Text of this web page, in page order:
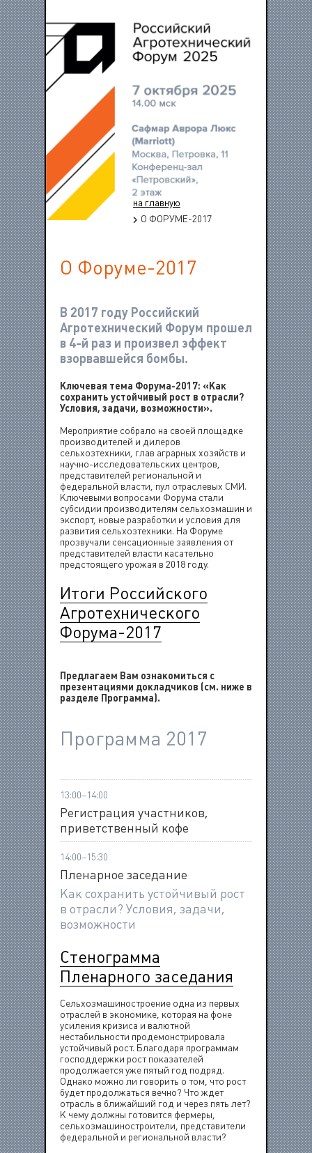
на главную
О ФОРУМЕ-2017
О Форуме-2017
В 2017 году Российский
Агротехнический Форум прошел
в 4-й раз и произвел эффект
взорвавшейся бомбы.
Ключевая тема Форума-2017: «Как
сохранить устойчивый рост в отрасли?
Условия, задачи, возможности».
Мероприятие собрало на своей площадке
производителей и дилеров
сельхозтехники, глав аграрных хозяйств и
научно-исследовательских центров,
представителей региональной и
федеральной власти, пул отраслевых СМИ.
Ключевыми вопросами Форума стали
субсидии производителям сельхозмашин и
экспорт, новые разработки и условия для
развития сельхозтехники. На Форуме
прозвучали сенсационные заявления от
представителей власти касательно
предстоящего урожая в 2018 году.
Итоги Российского
Агротехнического
Форума-2017
Предлагаем Вам ознакомиться с
презентациями докладчиков (см. ниже в
разделе Программа).
Программа 2017
13:00–14:00
Регистрация участников,
приветственный кофе
14:00–15:30
Пленарное заседание
Как сохранить устойчивый рост
в отрасли? Условия, задачи,
возможности
Стенограмма
Пленарного заседания
Сельхозмашиностроение одна из первых
отраслей в экономике, которая на фоне
усиления кризиса и валютной
нестабильности продемонстрировала
устойчивый рост. Благодаря программам
господдержки рост показателей
продолжается уже пятый год подряд.
Однако можно ли говорить о том, что рост
будет продолжаться вечно? Что ждет
отрасль в ближайший год и через пять лет?
К чему должны готовится фермеры,
сельхозмашиностроители, представители
федеральной и региональной власти?